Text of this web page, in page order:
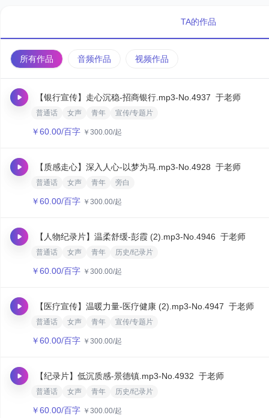
TA的作品
所有作品 音频作品 视频作品
【银行宣传】走心沉稳-招商银行.mp3-No.4937 于老师
普通话 女声 青年 宣传/专题片
￥60.00/百字 ￥ 300.00/起
【质感走心】深入人心-以梦为马.mp3-No.4928 于老师
普通话 女声 青年 旁白
￥60.00/百字 ￥ 300.00/起
【人物纪录片】温柔舒缓-彭霞 (2).mp3-No.4946 于老师
普通话 女声 青年 历史/纪录片
￥60.00/百字 ￥ 300.00/起
【医疗宣传】温暖力量-医疗健康 (2).mp3-No.4947 于老师
普通话 女声 青年 宣传/专题片
￥60.00/百字 ￥ 300.00/起
【纪录片】低沉质感-景德镇.mp3-No.4932 于老师
普通话 女声 青年 历史/纪录片
￥60.00/百字 ￥ 300.00/起